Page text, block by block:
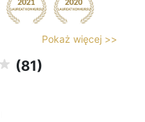
Pokaż więcej >>
(81)